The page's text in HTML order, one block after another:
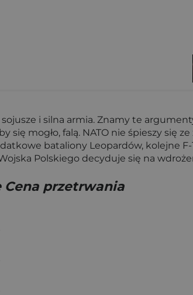
i silna armia. Znamy te
mogło, falą. NATO nie śpieszy się
bataliony Leopardów, kolejne
Polskiego decyduje się na
Cena przetrwania